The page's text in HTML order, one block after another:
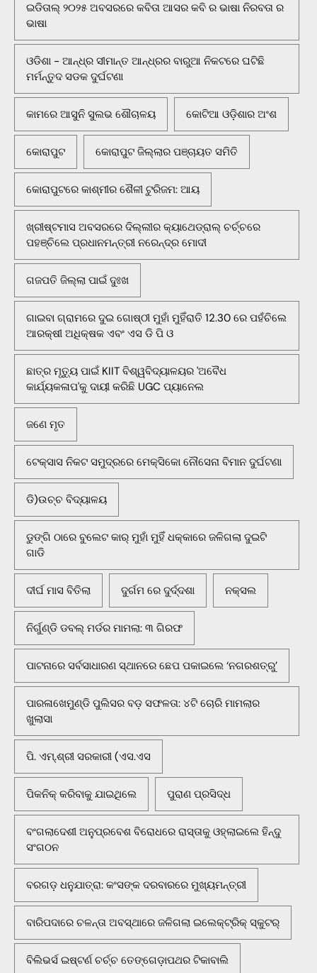
ଇଡିତାଲ୍ ୨୦୨୫ ଅବସରରେ କବିତା ଆସର କବି ର ଭାଷା ନିରବତା ର
ଭାଷା
ଓଡିଶା - ଆନ୍ଧ୍ର ସୀମାନ୍ତ ଆନ୍ଧ୍ରର ବାରୁଆ ନିକଟରେ ଘଟିଛି
ମର୍ମନ୍ତୁଦ ସଡକ ଦୁର୍ଘଟଣା
କାମରେ ଆସୁନି ସୁଲଭ ଶୌଚାଳୟ କୋଟିଆ ଓଡ଼ିଶାର ଅଂଶ
କୋରାପୁଟ କୋରାପୁଟ ଜିଲ୍ଲାର ପଞ୍ଚାୟତ ସମିତି
କୋରାପୁଟରେ କାଶ୍ମୀର ଶୈଳୀ ଟୁରିଜମ: ଆୟ
ଖ୍ରୀଷ୍ଟମାସ ଅବସରରେ ଦିଲ୍ଲୀର କ୍ୟାଥେଡ୍ରାଲ୍ ଚର୍ଚ୍ଚରେ
ପହଞ୍ଚିଲେ ପ୍ରଧାନମନ୍ତ୍ରୀ ନରେନ୍ଦ୍ର ମୋଦୀ
ଗଜପତି ଜିଲ୍ଲା ପାଇଁ ଦୁଃଖ
ଗାଇବା ଗ୍ରାମରେ ଦୁଇ ଗୋଷ୍ଠୀ ମୁହାଁ ମୁହିଁରାତି 12.30 ରେ ପହଁଚିଲେ
ଆରକ୍ଷୀ ଅଧିକ୍ଷକ ଏବଂ ଏସ ଡି ପି ଓ
ଛାତ୍ର ମୃତ୍ୟୁ ପାଇଁ KIIT ବିଶ୍ୱବିଦ୍ୟାଳୟର 'ଅବୈଧ
କାର୍ଯ୍ୟକଳାପ'କୁ ଦାୟୀ କରିଛି UGC ପ୍ୟାନେଲ
ଜଣେ ମୃତ
ଟେକ୍ସାସ ନିକଟ ସମୁଦ୍ରରେ ମେକ୍ସିକୋ ନୌସେନା ବିମାନ ଦୁର୍ଘଟଣା
ଡି)ଉଚ୍ଚ ବିଦ୍ୟାଳୟ
ଡୁଙ୍ଗି ଠାରେ ବୁଲେଟ କାର୍ ମୁହାଁ ମୁହିଁ ଧକ୍କାରେ ଜଳିଗଲା ଦୁଇଟି
ଗାଡି
ଦୀର୍ଘ ମାସ ବିତିଲା ଦୁର୍ଗମ ରେ ଦୁର୍ଦ୍ଦଶା ନକ୍ସଲ
ନିର୍ଗୁଣ୍ଡି ଡବଲ୍ ମର୍ଡର ମାମଲା: ୩ ଗିରଫ
ପାଟନାରେ ସର୍ବସାଧାରଣ ସ୍ଥାନରେ ଛେପ ପକାଇଲେ ‘ନଗରଶତ୍ରୁ’
ପାରଳାଖେମୁଣ୍ଡି ପୁଲିସର ବଡ଼ ସଫଳତା: ୪ଟି ଚୋରି ମାମଲାର
ଖୁଲାସା
ପି. ଏମ୍.ଶ୍ରୀ ସରକାରୀ (ଏସ.ଏସ
ପିକନିକ୍‌ କରିବାକୁ ଯାଇଥିଲେ ପୁରାଣ ପ୍ରସିଦ୍ଧ
ବଂଗଲାଦେଶୀ ଅନୁପ୍ରବେଶ ବିରୋଧରେ ରାସ୍ତାକୁ ଓହ୍ଲାଇଲେ ହିନ୍ଦୁ
ସଂଗଠନ
ବରଗଡ଼ ଧନୁଯାତ୍ରା: କଂସଙ୍କ ଦରବାରରେ ମୁଖ୍ୟମନ୍ତ୍ରୀ
ବାରିପଦାରେ ଚଳନ୍ତା ଅବସ୍ଥାରେ ଜଳିଗଲା ଇଲେକ୍ଟ୍ରିକ୍ ସ୍କୁଟର୍
ବିଲିଭର୍ସ ଇଷ୍ଟର୍ଣ ଚର୍ଚ୍ଚ ତେଙ୍ଗେଡ଼ାପଥର ଟିକାବାଲି